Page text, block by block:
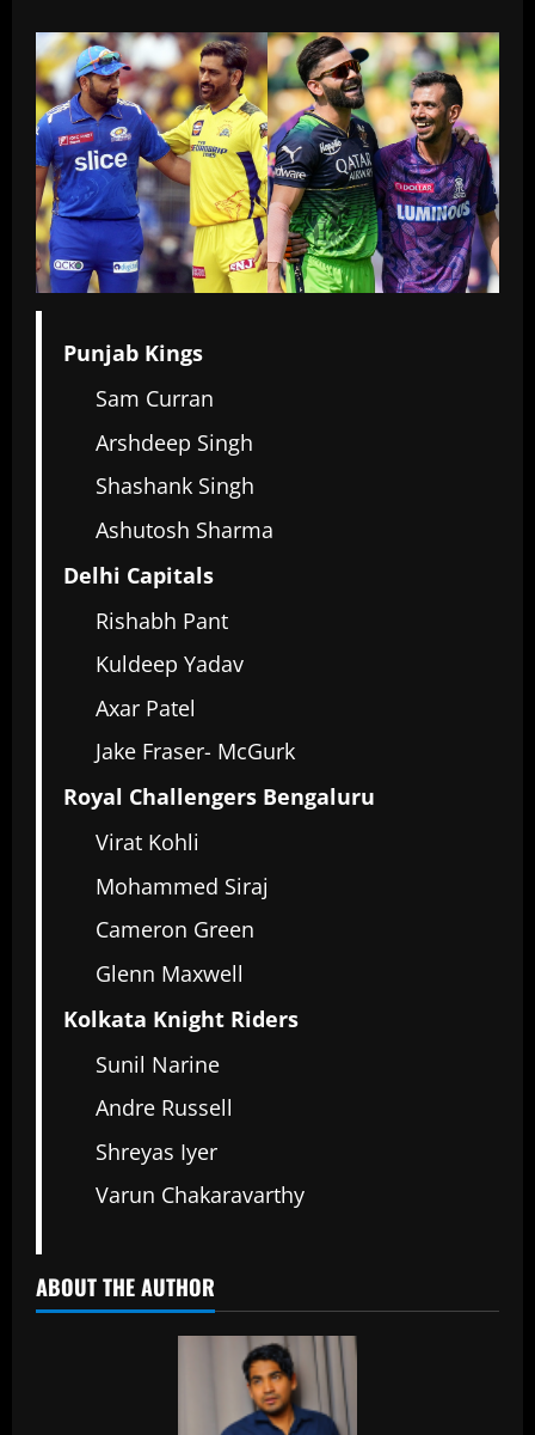
Punjab Kings
Sam Curran
Arshdeep Singh
Shashank Singh
Ashutosh Sharma
Delhi Capitals
Rishabh Pant
Kuldeep Yadav
Axar Patel
Jake Fraser- McGurk
Royal Challengers Bengaluru
Virat Kohli
Mohammed Siraj
Cameron Green
Glenn Maxwell
Kolkata Knight Riders
Sunil Narine
Andre Russell
Shreyas Iyer
Varun Chakaravarthy
ABOUT THE AUTHOR